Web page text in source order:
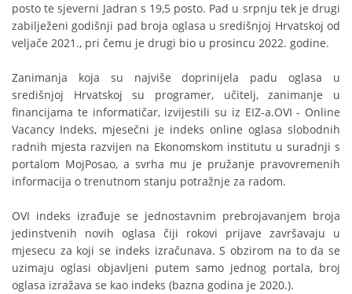
posto te sjeverni Jadran s 19,5 posto. Pad u srpnju tek je drugi
zabilježeni godišnji pad broja oglasa u središnjoj Hrvatskoj od
veljače 2021., pri čemu je drugi bio u prosincu 2022. godine.
Zanimanja koja su najviše doprinijela padu oglasa u
središnjoj Hrvatskoj su programer, učitelj, zanimanje u
financijama te informatičar, izvijestili su iz EIZ-a.OVI - Online
Vacancy Indeks, mjesečni je indeks online oglasa slobodnih
radnih mjesta razvijen na Ekonomskom institutu u suradnji s
portalom MojPosao, a svrha mu je pružanje pravovremenih
informacija o trenutnom stanju potražnje za radom.
OVI indeks izrađuje se jednostavnim prebrojavanjem broja
jedinstvenih novih oglasa čiji rokovi prijave završavaju u
mjesecu za koji se indeks izračunava. S obzirom na to da se
uzimaju oglasi objavljeni putem samo jednog portala, broj
oglasa izražava se kao indeks (bazna godina je 2020.).